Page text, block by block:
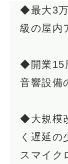
◆最大3
級の屋内
◆開業15
音響設備
◆大規模
く遅延の
スマイク